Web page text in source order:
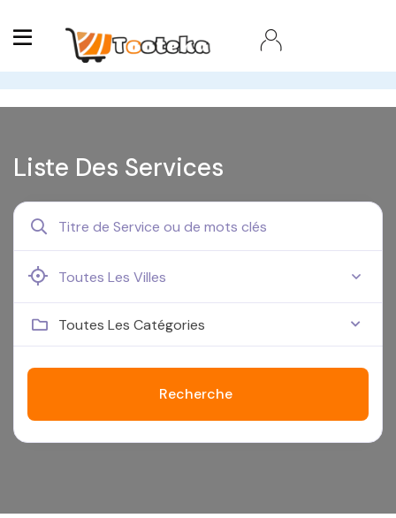
Liste Des Services
Toutes Les Catégories
Recherche